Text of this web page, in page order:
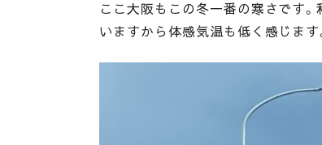
ここ大阪もこの冬一番の寒さです
いますから体感気温も低く感じます